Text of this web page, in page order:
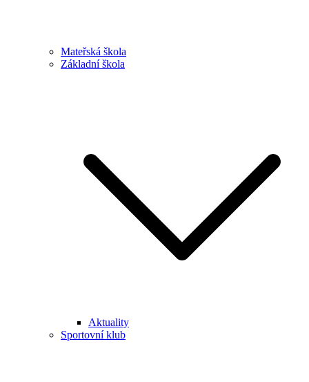
Mateřská škola
Základní škola
Aktuality
Sportovní klub